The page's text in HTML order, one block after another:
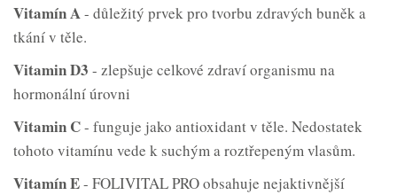
Vitamín A- důležitý prvek pro tvorbu zdravých buněk a
tkání v těle.
Vitamin D3 - zlepšuje celkové zdraví organismu na
hormonální úrovni
Vitamin C- funguje jako antioxidant v těle. Nedostatek
tohoto vitamínu vede k suchým a roztřepeným vlasům.
Vitamín E- FOLIVITAL PRO obsahuje nejaktivnější